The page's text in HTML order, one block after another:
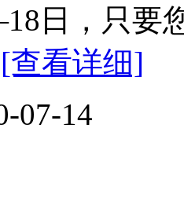
日，只要
[查看详细]
07-14